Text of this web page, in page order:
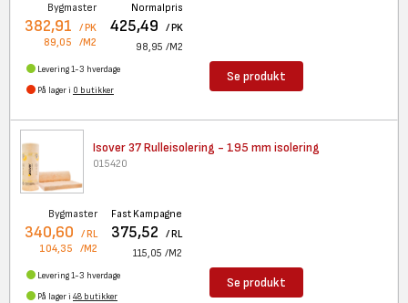
Bygmaster
382,91 / PK
89,05 /M2
Normalpris
425,49 / PK
98,95 /M2
Levering 1-3 hverdage
På lager i 0 butikker
Se produkt
Isover 37 Rulleisolering - 195 mm isolering
015420
Bygmaster
340,60 / RL
104,35 /M2
Fast Kampagne
375,52 / RL
115,05 /M2
Levering 1-3 hverdage
På lager i 48 butikker
Se produkt